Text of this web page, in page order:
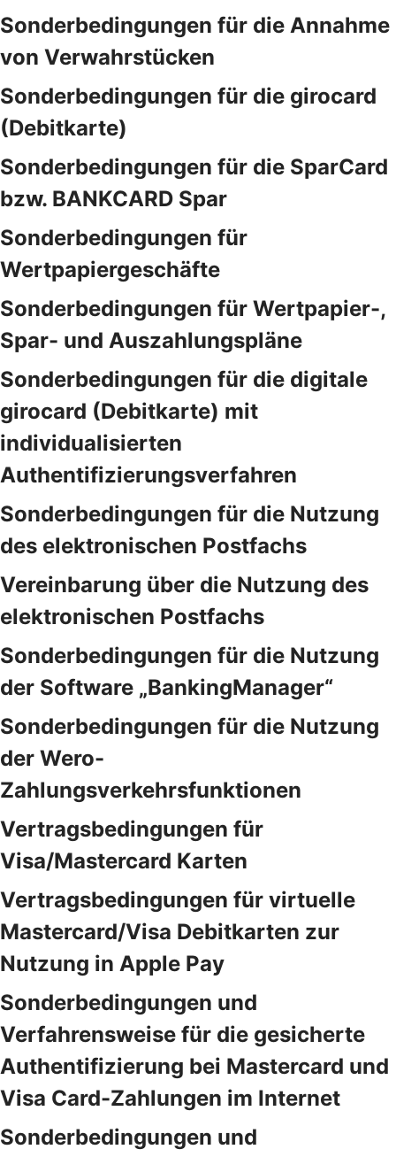
Sonderbedingungen für die Annahme
von Verwahrstücken
Sonderbedingungen für die girocard
(Debitkarte)
Sonderbedingungen für die SparCard
bzw. BANKCARD Spar
Sonderbedingungen für
Wertpapiergeschäfte
Sonderbedingungen für Wertpapier-,
Spar- und Auszahlungspläne
Sonderbedingungen für die digitale
girocard (Debitkarte) mit
individualisierten
Authentifizierungsverfahren
Sonderbedingungen für die Nutzung
des elektronischen Postfachs
Vereinbarung über die Nutzung des
elektronischen Postfachs
Sonderbedingungen für die Nutzung
der Software „BankingManager“
Sonderbedingungen für die Nutzung
der Wero-
Zahlungsverkehrsfunktionen
Vertragsbedingungen für
Visa/Mastercard Karten
Vertragsbedingungen für virtuelle
Mastercard/Visa Debitkarten zur
Nutzung in Apple Pay
Sonderbedingungen und
Verfahrensweise für die gesicherte
Authentifizierung bei Mastercard und
Visa Card-Zahlungen im Internet
Sonderbedingungen und